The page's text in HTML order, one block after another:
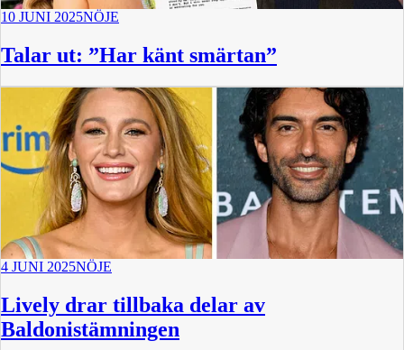
10 JUNI 2025NÖJE
Talar ut: ”Har känt smärtan”
4 JUNI 2025NÖJE
Lively drar tillbaka delar av
Baldonistämningen